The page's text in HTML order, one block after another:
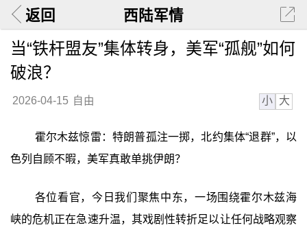
返回 西陆军情
当“铁杆盟友”集体转身，美军“孤舰”如何
破浪？
2026-04-15 自由 小 大
霍尔木兹惊雷：特朗普孤注一掷，北约集体“退群”，以
色列自顾不暇，美军真敢单挑伊朗？
各位看官，今日我们聚焦中东，一场围绕霍尔木兹海
峡的危机正在急速升温，其戏剧性转折足以让任何战略观察